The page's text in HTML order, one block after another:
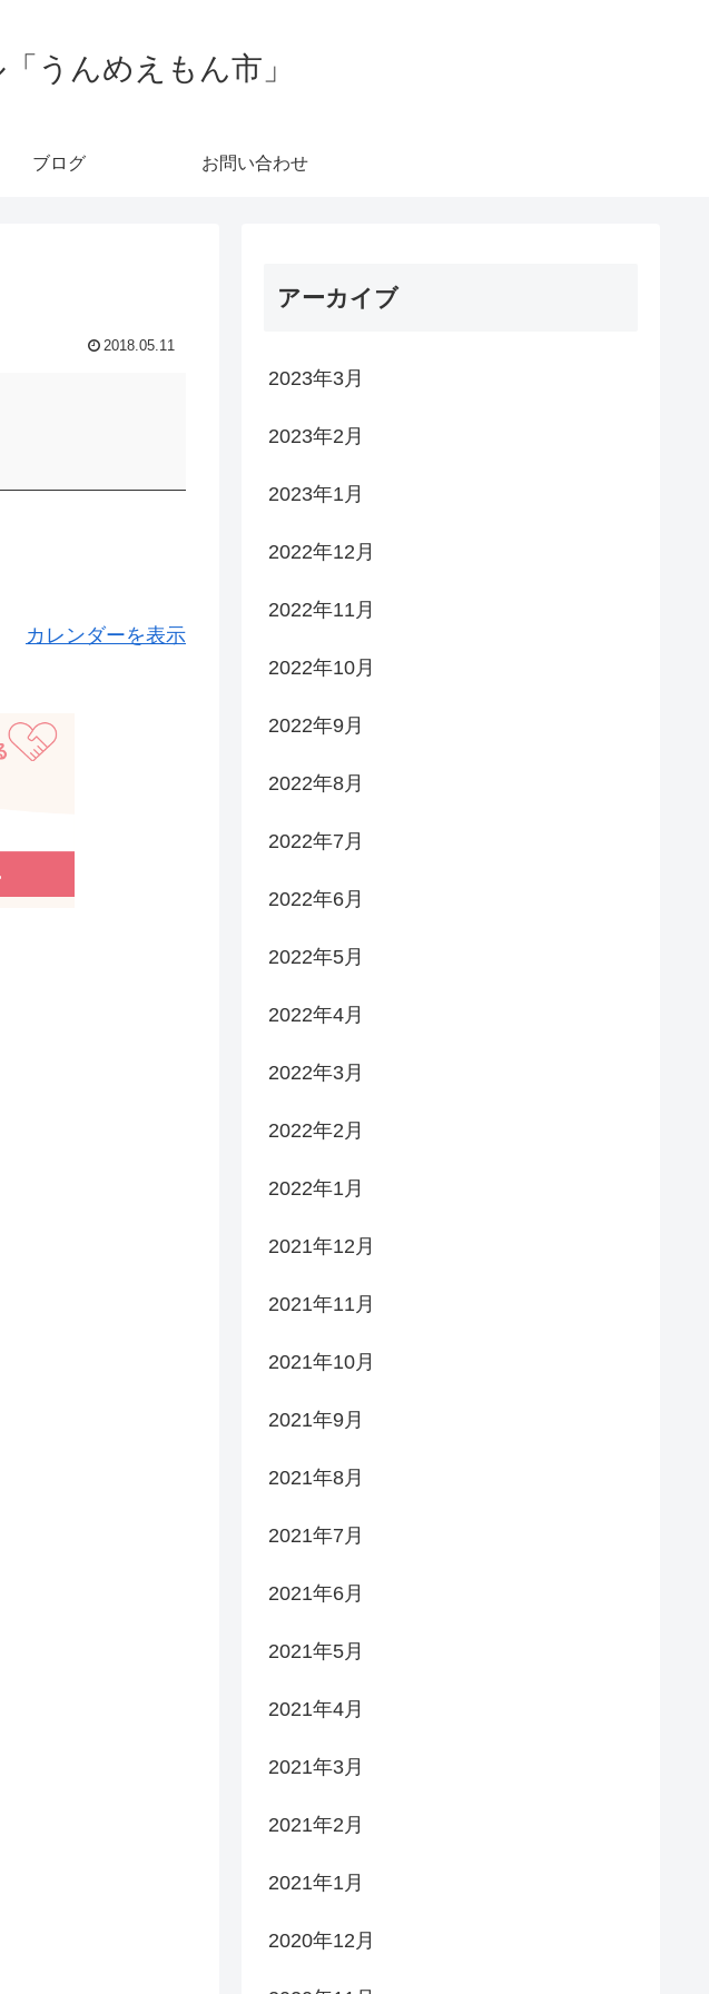
うんめえもん市」
ブログ お問い合わせ
2018.05.11
カレンダーを表示
アーカイブ
2023年3月
2023年2月
2023年1月
2022年12月
2022年11月
2022年10月
2022年9月
2022年8月
2022年7月
2022年6月
2022年5月
2022年4月
2022年3月
2022年2月
2022年1月
2021年12月
2021年11月
2021年10月
2021年9月
2021年8月
2021年7月
2021年6月
2021年5月
2021年4月
2021年3月
2021年2月
2021年1月
2020年12月